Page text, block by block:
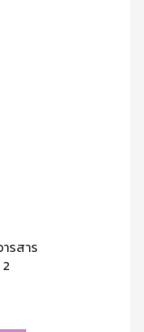
ารสาร